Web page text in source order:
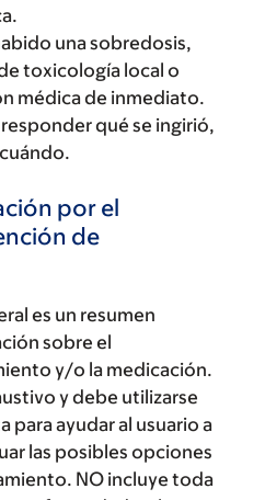
una sobredosis,
toxicología local o
médica de inmediato.
qué se ingirió,
por el
de
es un resumen
sobre el
y/o la medicación.
y debe utilizarse
para ayudar al usuario a
las posibles opciones
NO incluye toda